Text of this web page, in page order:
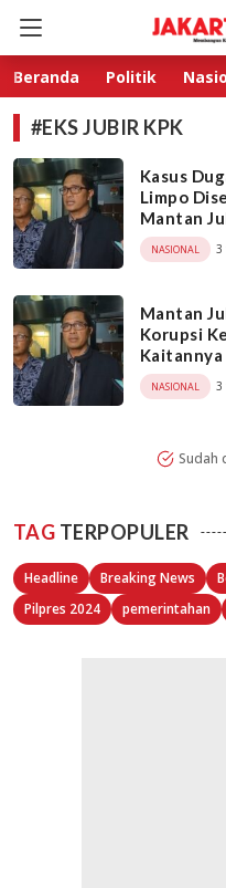
Jakarta
Beranda Politik
#EKS JUBIR KPK
Kasus
Limpo
Mantan
NASIONAL 3
Mantan
Korupsi
Kaitannya
Bukti
NASIONAL 3
Sudah
TAG TERPOPULER
Headline Breaking News
Pilpres 2024
pemerintahan